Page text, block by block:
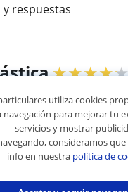
respuestas
opiniones de
- 2026 Tus clases
web:Profesores
utiliza cookies
navegación para mejorar tu
servicios y mostrar
consideramos
info en nuestra política de